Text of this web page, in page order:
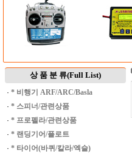
상 품 분 류(Full List)
· * 비행기 ARF/ARC/Basla
· * 스피너/관련상품
· * 프로펠라/관련상품
· * 랜딩기어/플로트
· * 타이어(바퀴/칼라/엑슬)